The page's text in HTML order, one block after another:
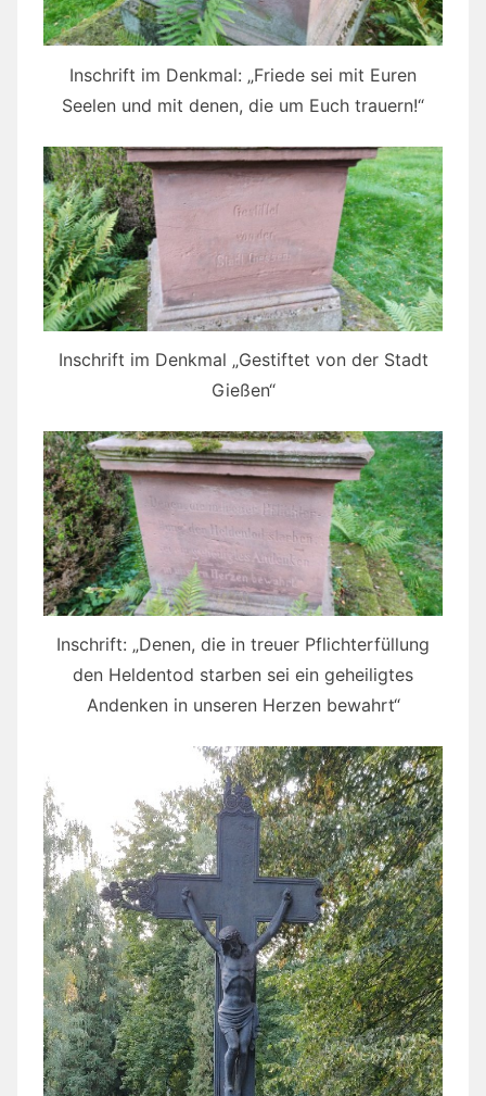
Inschrift im Denkmal: „Friede sei mit Euren
Seelen und mit denen, die um Euch trauern!“
Inschrift im Denkmal „Gestiftet von der Stadt
Gießen“
Inschrift: „Denen, die in treuer Pflichterfüllung
den Heldentod starben sei ein geheiligtes
Andenken in unseren Herzen bewahrt“